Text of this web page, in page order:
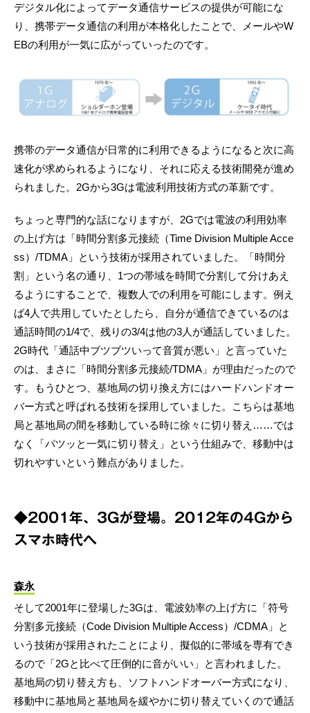
デジタル化によってデータ通信サービスの提供が可能にな
り、携帯データ通信の利用が本格化したことで、メールやW
EBの利用が一気に広がっていったのです。
携帯のデータ通信が日常的に利用できるようになると次に高
速化が求められるようになり、それに応える技術開発が進め
られました。2Gから3Gは電波利用技術方式の革新です。
ちょっと専門的な話になりますが、2Gでは電波の利用効率
の上げ方は「時間分割多元接続（Time Division Multiple Acce
ss）/TDMA」という技術が採用されていました。「時間分
割」という名の通り、1つの帯域を時間で分割して分けあえ
るようにすることで、複数人での利用を可能にします。例え
ば4人で共用していたとしたら、自分が通信できているのは
通話時間の1/4で、残りの3/4は他の3人が通話していました。
2G時代「通話中ブツブツいって音質が悪い」と言っていた
のは、まさに「時間分割多元接続/TDMA」が理由だったので
す。もうひとつ、基地局の切り換え方にはハードハンドオー
バー方式と呼ばれる技術を採用していました。こちらは基地
局と基地局の間を移動している時に徐々に切り替え……では
なく「パツッと一気に切り替え」という仕組みで、移動中は
切れやすいという難点がありました。
◆2001年、3Gが登場。2012年の4Gから
スマホ時代へ
森永
そして2001年に登場した3Gは、電波効率の上げ方に「符号
分割多元接続（Code Division Multiple Access）/CDMA」と
いう技術が採用されたことにより、擬似的に帯域を専有でき
るので「2Gと比べて圧倒的に音がいい」と言われました。
基地局の切り替え方も、ソフトハンドオーバー方式になり、
移動中に基地局と基地局を緩やかに切り替えていくので通話